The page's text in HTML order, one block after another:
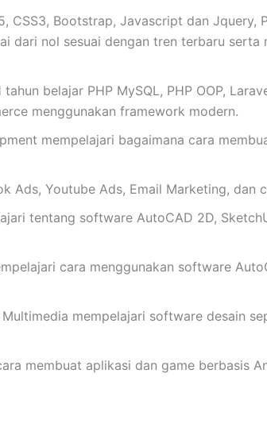
CSS3, Bootstrap, Javascript dan Jquery,
dari nol sesuai dengan tren terbaru
belajar PHP MySQL, PHP OOP,
menggunakan framework modern.
mempelajari bagaimana cara
Ads, Youtube Ads, Email Marketing, dan
tentang software AutoCAD 2D,
cara menggunakan software
Multimedia mempelajari software desain
membuat aplikasi dan game berbasis